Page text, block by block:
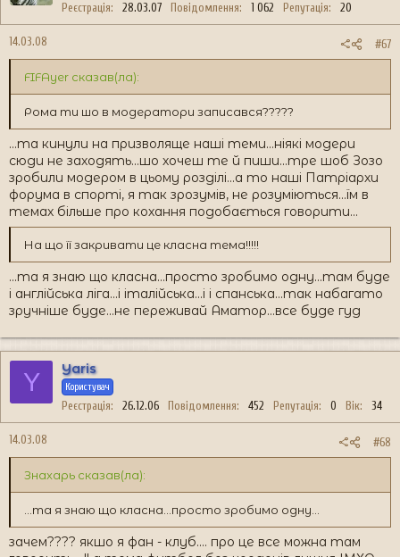
Реєстрація 28.03.07 Повідомлення 1 062 Репутація 20
14.03.08 #67
FIFAyer сказав(ла):
Рома ти шо в модератори записався?????
...та кинули на призволяще наші теми...ніякі модери
сюди не заходять...шо хочеш те й пиши...тре шоб Зозо
зробили модером в цьому розділі...а то наші Патріархи
форума в спорті, я так зрозумів, не розуміються...їм в
темах більше про кохання подобається говорити...
На що її закривати це класна тема!!!!!
...та я знаю що класна...просто зробимо одну...там буде
і англійська ліга...і італійська...і і спанська...так набагато
зручніше буде...не переживай Аматор...все буде гуд
Y Yaris
Користувач
Реєстрація 26.12.06 Повідомлення 452 Репутація 0 Вік 34
14.03.08 #68
Знахарь сказав(ла):
...та я знаю що класна...просто зробимо одну...
зачем???? якшо я фан - клуб.... про це все можна там